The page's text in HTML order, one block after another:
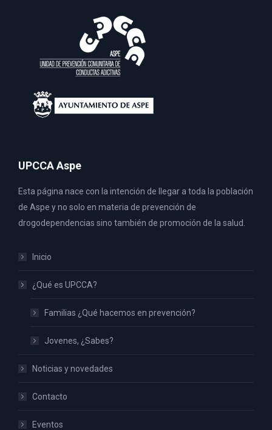
UPCCA Aspe
Esta página nace con la intención de llegar a toda la población
de Aspe y no solo en materia de prevención de
drogodependencias sino también de promoción de la salud.
Inicio
¿Qué es UPCCA?
Familias ¿Qué hacemos en prevención?
Jovenes, ¿Sabes?
Noticias y novedades
Contacto
Eventos